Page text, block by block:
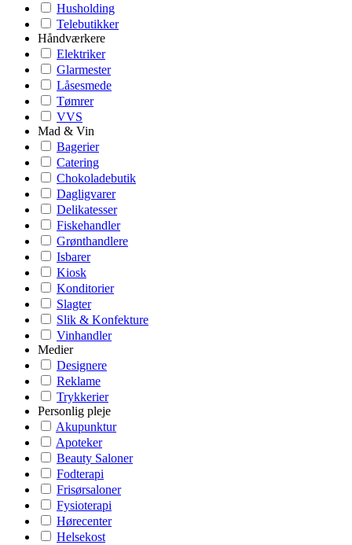
Husholding
Telebutikker
Håndværkere
Elektriker
Glarmester
Låsesmede
Tømrer
VVS
Mad & Vin
Bagerier
Catering
Chokoladebutik
Dagligvarer
Delikatesser
Fiskehandler
Grønthandlere
Isbarer
Kiosk
Konditorier
Slagter
Slik & Konfekture
Vinhandler
Medier
Designere
Reklame
Trykkerier
Personlig pleje
Akupunktur
Apoteker
Beauty Saloner
Fodterapi
Frisørsaloner
Fysioterapi
Hørecenter
Helsekost